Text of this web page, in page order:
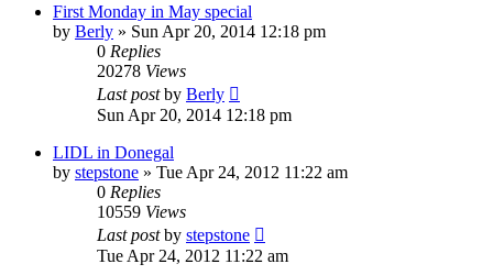
First Monday in May special
by Berly » Sun Apr 20, 2014 12:18 pm
0 Replies
20278 Views
Last postby Berly
Sun Apr 20, 2014 12:18 pm
LIDL in Donegal
by stepstone » Tue Apr 24, 2012 11:22 am
0 Replies
10559 Views
Last postby stepstone
Tue Apr 24, 2012 11:22 am